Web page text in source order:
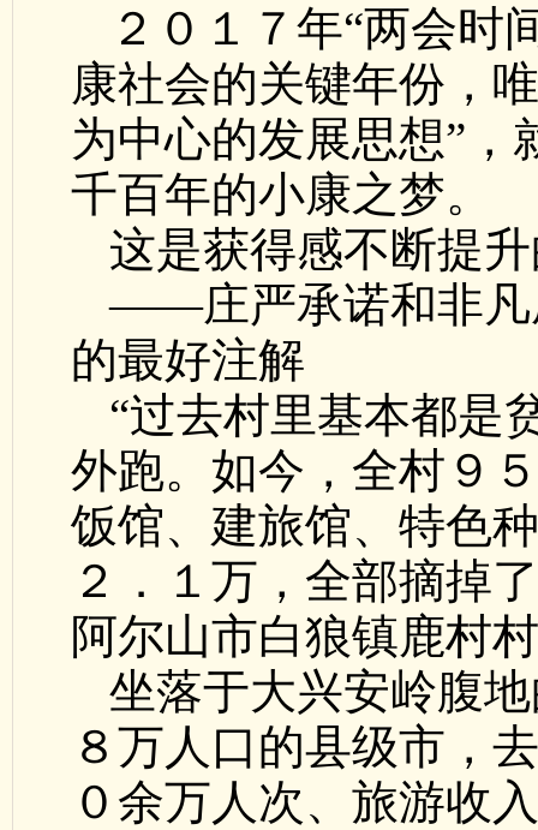
２０１７年“两会时
康社会的关键年份，
为中心的发展思想”
千百年的小康之梦。
这是获得感不断提
——庄严承诺和非凡
的最好注解
“过去村里基本都是
外跑。如今，全村９
饭馆、建旅馆、特色
２．１万，全部摘掉
阿尔山市白狼镇鹿村
坐落于大兴安岭腹
８万人口的县级市，
０余万人次、旅游收